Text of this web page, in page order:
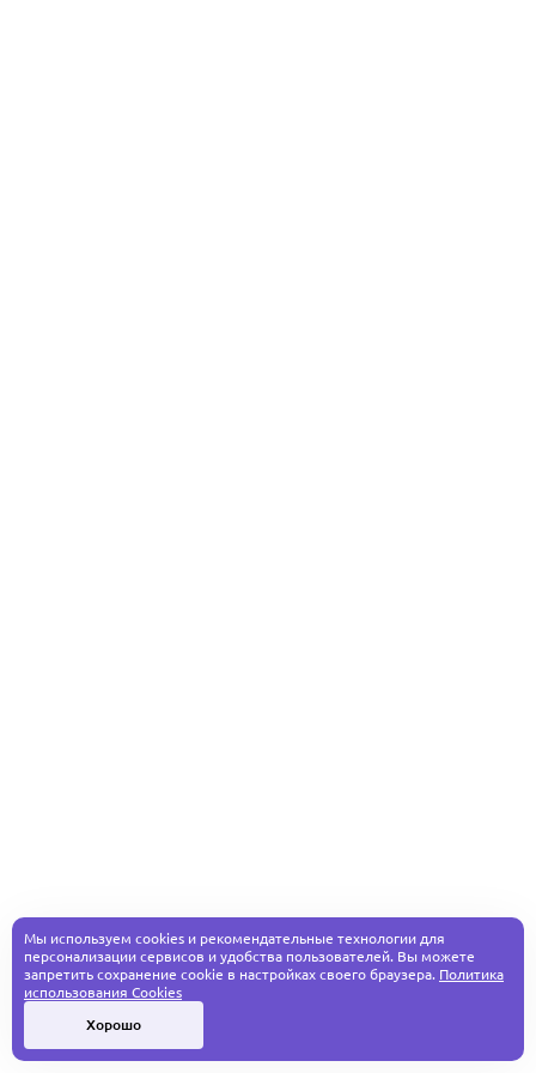
Мы используем cookies и рекомендательные технологии для
персонализации сервисов и удобства пользователей. Вы можете
запретить сохранение cookie в настройках своего браузера. Политика
использования Cookies
Хорошо